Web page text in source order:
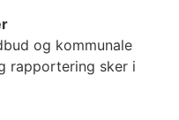
og kommunale
rapportering sker i